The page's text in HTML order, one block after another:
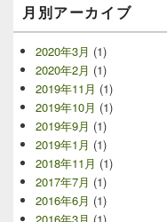
エ
リ
ア
月別アーカイブ
2020年3月 (1)
2020年2月 (1)
2019年11月 (1)
2019年10月 (1)
2019年9月 (1)
2019年1月 (1)
2018年11月 (1)
2017年7月 (1)
2016年6月 (1)
2016年3月 (1)